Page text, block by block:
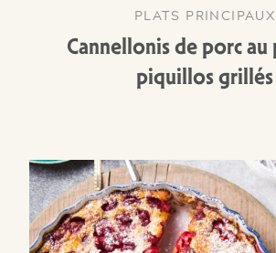
PLATS PRINCIPAUX
Cannellonis de porc au
piquillos grillés